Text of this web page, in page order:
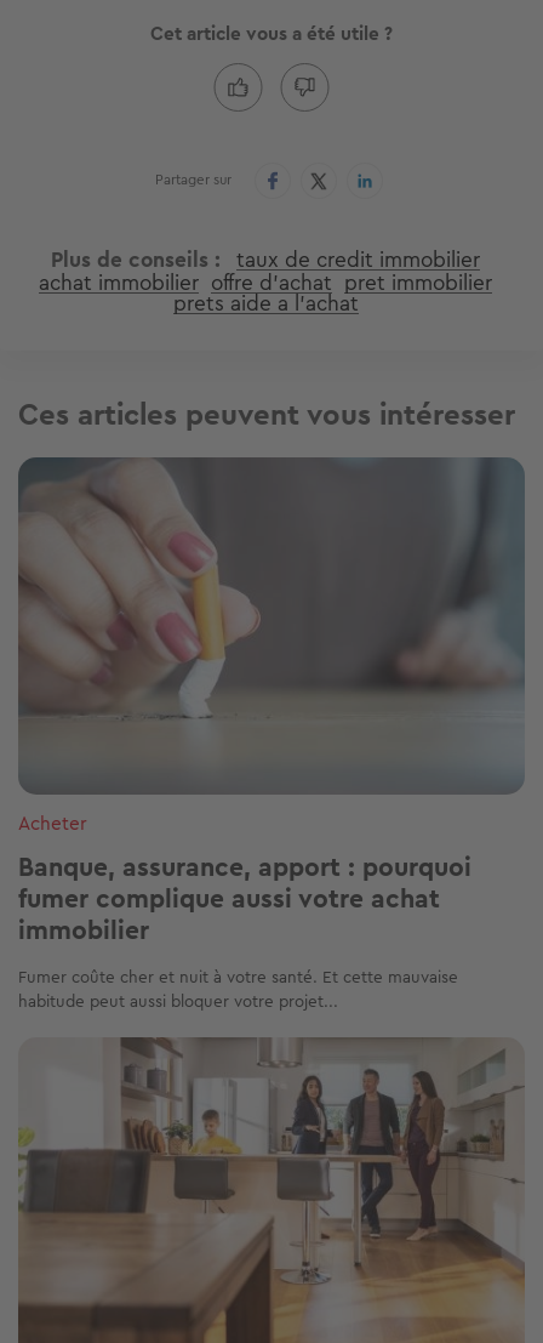
Cet article vous a été utile ?
Partager sur
Plus de conseils taux de credit immobilier
achat immobilier offre d'achat pret immobilier
prets aide a l’achat
Ces articles peuvent vous intéresser
Image
Acheter
Banque, assurance, apport : pourquoi
fumer complique aussi votre achat
immobilier
Fumer coûte cher et nuit à votre santé. Et cette mauvaise
habitude peut aussi bloquer votre projet...